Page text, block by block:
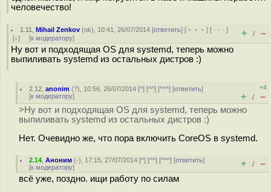
человечество!
1.11 ,Mihail Zenkov (ok), 10:41, 26/07/2014 [ответить] [ ﹢﹢﹢] [ · · ·]
[↓] [к модератору] + / –
Ну вот и подходящая OS для systemd, теперь можно
выпиливать systemd из остальных дистров :)
2.12 ,anonim (?), 10:56, 26/07/2014 [^] [^^] [^^^] [ответить]
[к модератору]
+4
+ / –
>Ну вот и подходящая OS для systemd, теперь можно
выпиливать systemd из остальных дистров :)
Нет. Очевидно же, что пора включить CoreOS в systemd.
2.14 ,Аноним (-), 17:15, 27/07/2014 [^] [^^] [^^^] [ответить]
[к модератору] + / –
всё уже, поздно. ищи работу по силам